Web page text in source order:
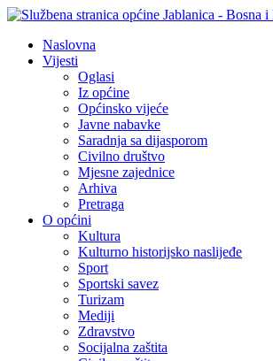
Naslovna
Vijesti
Oglasi
Iz općine
Općinsko vijeće
Javne nabavke
Saradnja sa dijasporom
Civilno društvo
Mjesne zajednice
Arhiva
Pretraga
O općini
Kultura
Kulturno historijsko naslijeđe
Sport
Sportski savez
Turizam
Mediji
Zdravstvo
Socijalna zaštita